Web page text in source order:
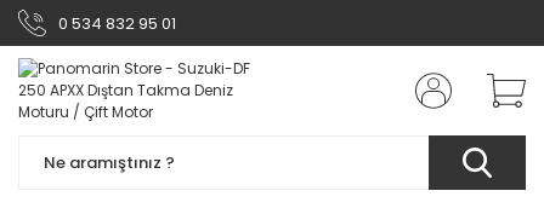
0 534 832 95 01